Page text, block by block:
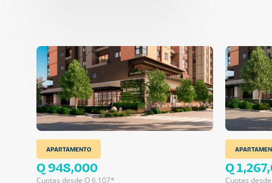
APARTAMENTO
Q 948,000
Cuotas desde Q 6,107*
Q
Cuotas